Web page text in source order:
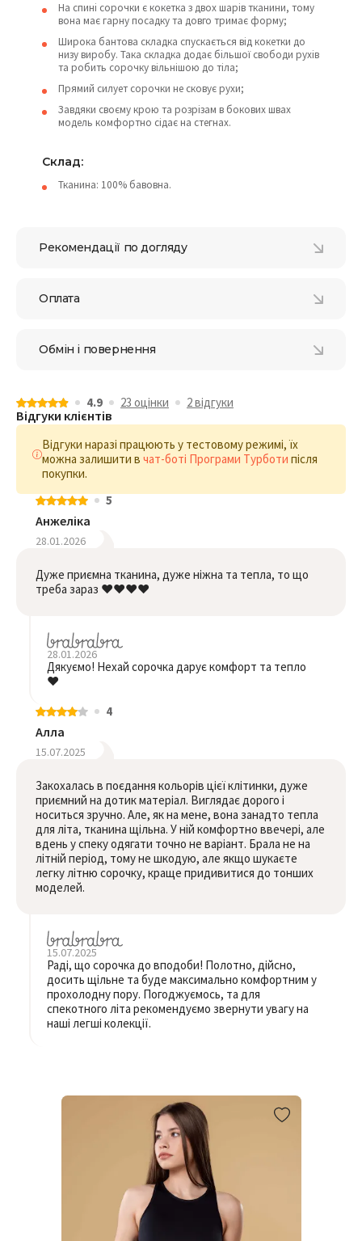
На спині сорочки є кокетка з двох шарів тканини, тому
вона має гарну посадку та довго тримає форму;
Широка бантова складка спускається від кокетки до
низу виробу. Така складка додає більшої свободи рухів
та робить сорочку вільнішою до тіла;
Прямий силует сорочки не сковує рухи;
Завдяки своєму крою та розрізам в бокових швах
модель комфортно сідає на стегнах.
Склад:
Тканина: 100% бавовна.
Рекомендації по догляду
Оплата
Обмін і повернення
4.9 23 оцiнки 2 відгуки
Відгуки клієнтів
Відгуки наразі працюють у тестовому режимі, їх
можна залишити в чат-боті Програми Турботи після
покупки.
5
Анжеліка
28.01.2026
Дуже приємна тканина, дуже ніжна та тепла, то що
треба зараз ❤️❤️❤️❤️
28.01.2026
Дякуємо! Нехай сорочка дарує комфорт та тепло
❤️
4
Алла
15.07.2025
Закохалась в поєдання кольорів цієї клітинки, дуже
приємний на дотик матеріал. Виглядає дорого і
носиться зручно. Але, як на мене, вона занадто тепла
для літа, тканина щільна. У ній комфортно ввечері, але
вдень у спеку одягати точно не варіант. Брала не на
літній період, тому не шкодую, але якщо шукаєте
легку літню сорочку, краще придивитися до тонших
моделей.
15.07.2025
Раді, що сорочка до вподоби! Полотно, дійсно,
досить щільне та буде максимально комфортним у
прохолодну пору. Погоджуємось, та для
спекотного літа рекомендуємо звернути увагу на
наші легші колекції.